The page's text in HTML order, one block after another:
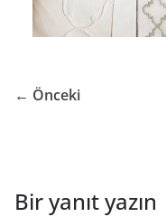
← Önceki
Bir yanıt yazın